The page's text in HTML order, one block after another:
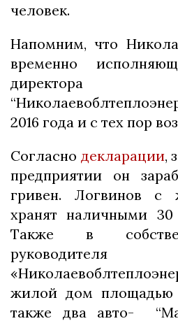
человек.
Напомним, что
временно
2016 года и с тех пор
Согласно декларации,
предприятии он
гривен. Логвинов с
хранят наличными 30
Также в
руководителя
жилой дом площадью
также два авто-